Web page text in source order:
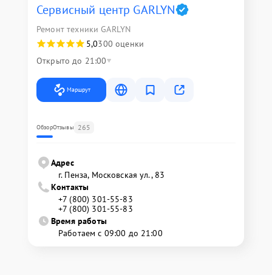
Сервисный центр GARLYN
Ремонт техники GARLYN
5,0300 оценки
Открыто до 21:00
Маршрут
ОбзорОтзывы 265
Адрес
г. Пенза, Московская ул., 83
Контакты
+7 (800) 301-55-83
+7 (800) 301-55-83
Время работы
Работаем с 09:00 до 21:00